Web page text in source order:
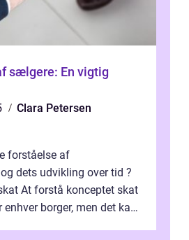
sælgere: En vigtig
Clara Petersen
forståelse af
dets udvikling over tid ?
At forstå konceptet skat
borger, men det kan